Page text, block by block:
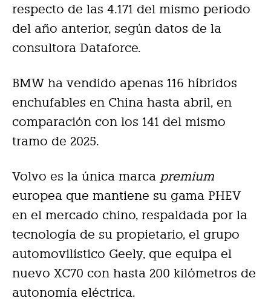
respecto de las 4.171 del mismo periodo
del año anterior, según datos de la
consultora Dataforce.
BMW ha vendido apenas 116 híbridos
enchufables en China hasta abril, en
comparación con los 141 del mismo
tramo de 2025.
Volvo es la única marca premium
europea que mantiene su gama PHEV
en el mercado chino, respaldada por la
tecnología de su propietario, el grupo
automovilístico Geely, que equipa el
nuevo XC70 con hasta 200 kilómetros de
autonomía eléctrica.